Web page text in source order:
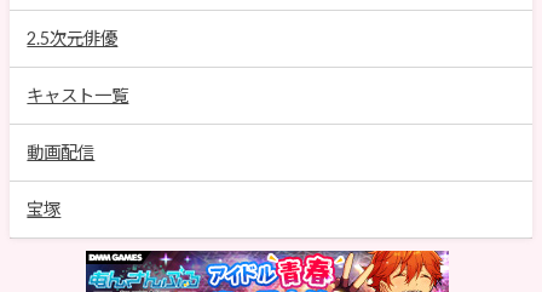
2.5次元俳優
キャスト一覧
動画配信
宝塚